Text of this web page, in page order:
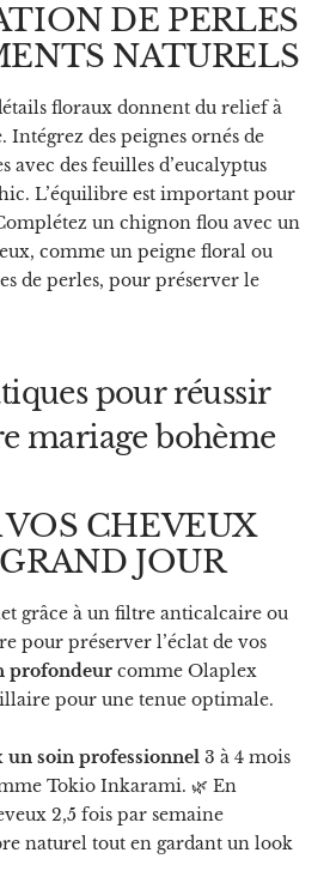
DE PERLES
NATURELS
floraux donnent du relief à
des peignes ornés de
avec des feuilles d’eucalyptus
L’équilibre est important pour
un chignon flou avec un
comme un peigne floral ou
de perles, pour préserver le
pour réussir
mariage bohème
VOS CHEVEUX
JOUR
grâce à un filtre anticalcaire ou
pour préserver l’éclat de vos
profondeur comme Olaplex
pour une tenue optimale.
un soin professionnel 3 à 4 mois
Tokio Inkarami. 🌿 En
2,5 fois par semaine
naturel tout en gardant un look